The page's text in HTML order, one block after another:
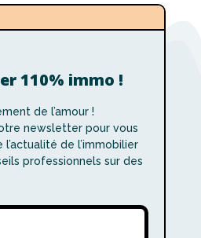
110% immo !
de l’amour !
newsletter pour vous
de l’immobilier
professionnels sur des